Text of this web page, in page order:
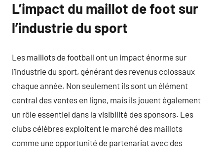
L’impact du maillot de foot sur
l’industrie du sport
Les maillots de football ont un impact énorme sur
l’industrie du sport, générant des revenus colossaux
chaque année. Non seulement ils sont un élément
central des ventes en ligne, mais ils jouent également
un rôle essentiel dans la visibilité des sponsors. Les
clubs célèbres exploitent le marché des maillots
comme une opportunité de partenariat avec des